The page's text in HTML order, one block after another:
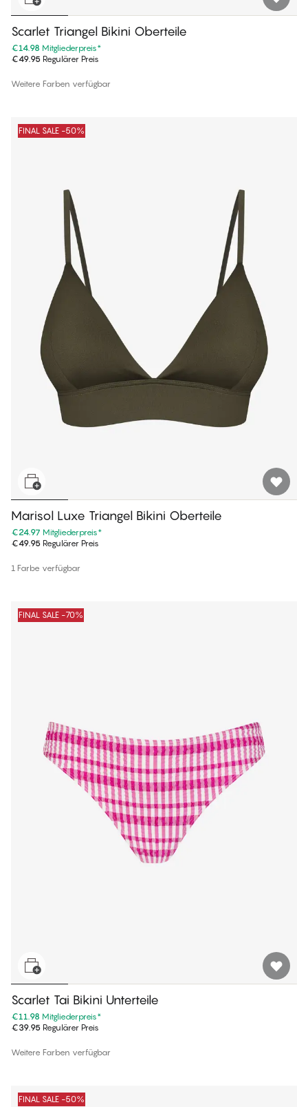
Scarlet Triangel Bikini Oberteile
€14.98 Mitgliederpreis*
€49.95 Regulärer Preis
Weitere Farben verfügbar
FINAL SALE -50%
Marisol Luxe Triangel Bikini Oberteile
€24.97 Mitgliederpreis*
€49.95 Regulärer Preis
1 Farbe verfügbar
FINAL SALE -70%
Scarlet Tai Bikini Unterteile
€11.98 Mitgliederpreis*
€39.95 Regulärer Preis
Weitere Farben verfügbar
FINAL SALE -50%